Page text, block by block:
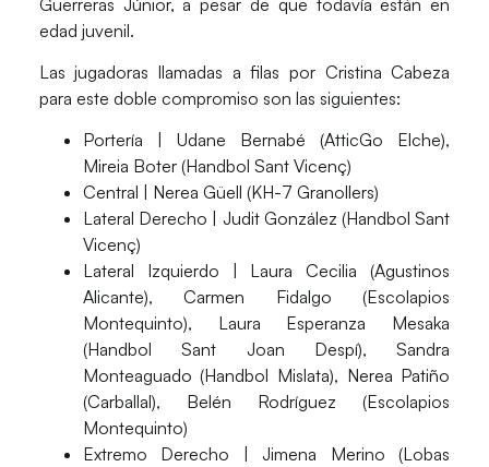
edad juvenil.
Las jugadoras llamadas a filas por Cristina Cabeza
para este doble compromiso son las siguientes:
Portería
| Udane Bernabé (AtticGo Elche),
Mireia Boter (Handbol Sant Vicenç)
Central
| Nerea Güell (KH-7 Granollers)
Lateral Derecho | Judit González (Handbol Sant
Vicenç)
Lateral Izquierdo | Laura Cecilia (Agustinos
Alicante), Carmen Fidalgo (Escolapios
Montequinto), Laura Esperanza Mesaka
(Handbol Sant Joan Despí), Sandra
Monteaguado (Handbol Mislata), Nerea Patiño
(Carballal), Belén Rodríguez (Escolapios
Montequinto)
Extremo Derecho | Jimena Merino (Lobas